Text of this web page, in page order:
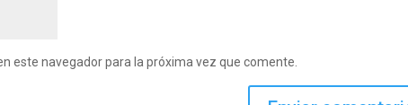
este navegador para la próxima vez que comente.